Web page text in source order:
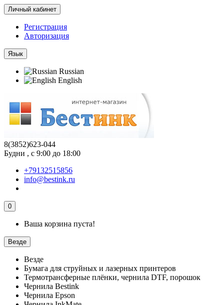
Личный кабинет
Регистрация
Авторизация
Язык
Russian
English
8(3852)623-044
Будни , с 9:00 до 18:00
+79132515856
info@bestink.ru
0
Ваша корзина пуста!
Везде
Везде
Бумага для струйных и лазерных принтеров
Термотрансферные плёнки, чернила DTF, порошок
Чернила Bestink
Чернила Epson